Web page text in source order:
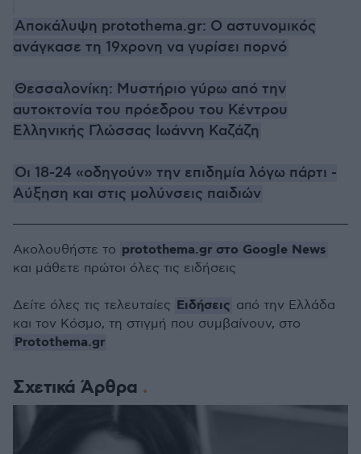
Αποκάλυψη protothema.gr: Ο αστυνομικός
ανάγκασε τη 19χρονη να γυρίσει πορνό
Θεσσαλονίκη: Μυστήριο γύρω από την
αυτοκτονία του πρόεδρου του Κέντρου
Ελληνικής Γλώσσας Ιωάννη Καζάζη
Οι 18-24 «οδηγούν» την επιδημία λόγω πάρτι -
Αύξηση και στις μολύνσεις παιδιών
Σχετικά Άρθρα
Ακολουθήστε το protothema.gr στο Google News
και μάθετε πρώτοι όλες τις ειδήσεις
Δείτε όλες τις τελευταίες Ειδήσεις από την Ελλάδα
και τον Κόσμο, τη στιγμή που συμβαίνουν, στο
Protothema.gr